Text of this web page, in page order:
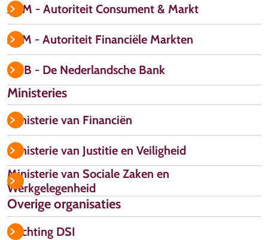
ACM - Autoriteit Consument & Markt
AFM - Autoriteit Financiële Markten
DNB - De Nederlandsche Bank
Ministeries
Ministerie van Financiën
Ministerie van Justitie en Veiligheid
Ministerie van Sociale Zaken en
Werkgelegenheid
Overige organisaties
Stichting DSI